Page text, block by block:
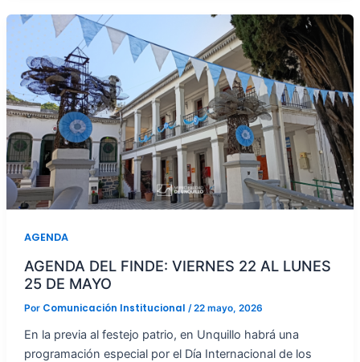
AGENDA
AGENDA DEL FINDE: VIERNES 22 AL LUNES
25 DE MAYO
Por Comunicación Institucional /22 mayo, 2026
En la previa al festejo patrio, en Unquillo habrá una
programación especial por el Día Internacional de los